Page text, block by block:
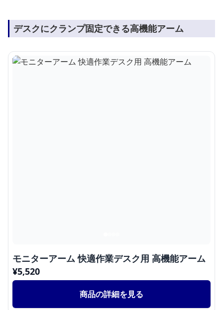
デスクにクランプ固定できる高機能アーム
モニターアーム 快適作業デスク用 高機能アーム
¥5,520
商品の詳細を見る